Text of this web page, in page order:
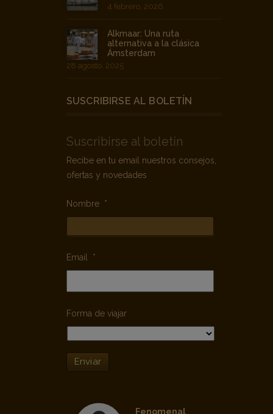
4 febrero, 2026
Alkmaar: Una ruta
alternativa a la clásica
Ámsterdam
28 agosto, 2025
SUSCRIBIRSE AL BOLETÍN
Suscribirse al boletín
Recibe en tu email nuestros consejos,
ofertas y novedades
Nombre *
Email *
Forma de viajar
Enviar
Fenomenal